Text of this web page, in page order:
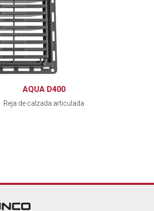
AQUA D400
Reja de calzada articulada